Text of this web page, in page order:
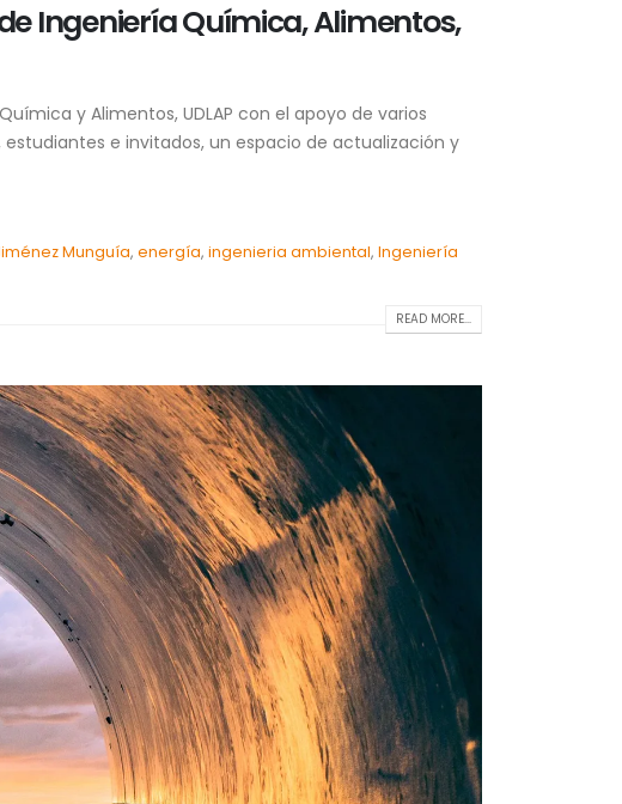
Ingeniería Química, Alimentos,
y Alimentos, UDLAP con el apoyo de varios
e invitados, un espacio de actualización y
Munguía, energía, ingenieria ambiental, Ingeniería
READ MORE...